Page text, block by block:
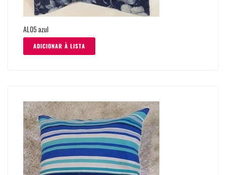
AL05 azul
ADICIONAR À LISTA